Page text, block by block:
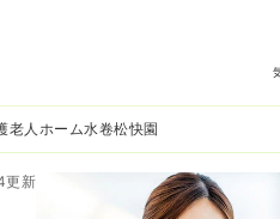
老人ホーム水卷松快園
新